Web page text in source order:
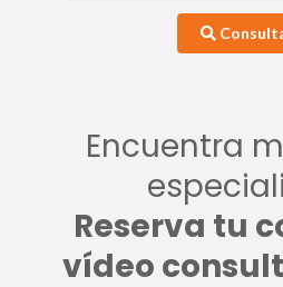
Encuentra
Reserva tu
vídeo